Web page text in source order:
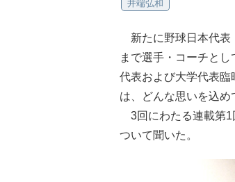
井端弘和
新たに野球日本代表
まで選手・コーチと
代表および大学代表
は、どんな思いを込め
3回にわたる連載第1
ついて聞いた。